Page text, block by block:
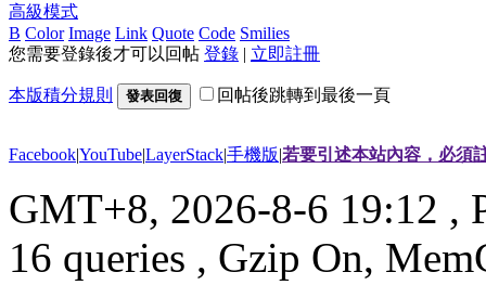
高級模式
B Color Image Link Quote Code Smilies
您需要登錄後才可以回帖 登錄 | 立即註冊
本版積分規則 發表回復 回帖後跳轉到最後一頁
Facebook|YouTube|LayerStack|手機版|若要引述本站內容，必須
GMT+8, 2026-8-6 19:12 ,
16 queries , Gzip On,